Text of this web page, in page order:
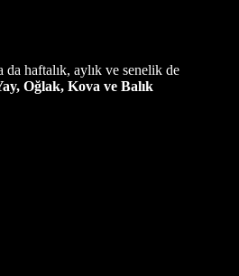
haftalık, aylık ve senelik de
Oğlak, Kova ve Balık